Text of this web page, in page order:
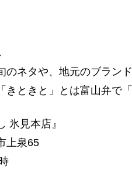
ネタや、地元のブラン
きときと」とは富山弁で
氷見本店』
上泉65